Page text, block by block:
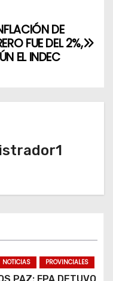
DE
FUE DEL 2%,
EL INDEC
NOTICIAS PROVINCIALES
PAZ: FPA DETUVO